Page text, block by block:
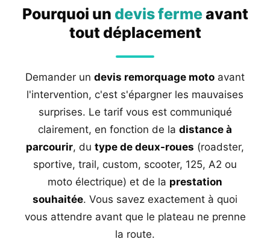
Pourquoi un devis fermeavant
tout déplacement
Demander un devis remorquage moto avant
l'intervention, c'est s'épargner les mauvaises
surprises. Le tarif vous est communiqué
clairement, en fonction de la distance à
parcourir, du type de deux-roues (roadster,
sportive, trail, custom, scooter, 125, A2 ou
moto électrique) et de la prestation
souhaitée. Vous savez exactement à quoi
vous attendre avant que le plateau ne prenne
la route.